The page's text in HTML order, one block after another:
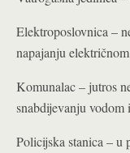
Elektroposlovnica –
napajanju
Komunalac – jutros
snabdijevanju vodom
Policijska stanica – u